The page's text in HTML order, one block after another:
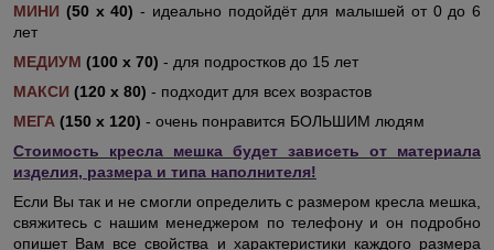
МИНИ (50 х 40) - идеально подойдёт для малышей от 0 до 6
лет
МЕДИУМ (100 х 70) - для подростков до 15 лет
МАКСИ (120 х 80) - подходит для всех возрастов
МЕГА (150 х 120) - очень понравится БОЛЬШИМ людям
Стоимость кресла мешка будет зависеть от материала
изделия, размера и типа наполнителя!
Если Вы так и не смогли определить с размером кресла мешка,
свяжитесь с нашим менеджером по телефону и он подробно
опишет Вам все свойства и характеристики каждого размера